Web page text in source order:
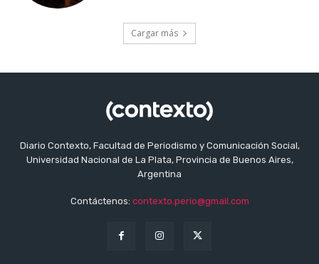
Cargar más
Diario Contexto, Facultad de Periodismo y Comunicación Social,
Universidad Nacional de La Plata, Provincia de Buenos Aires,
Argentina
Contáctenos: contexto.perio@gmail.com